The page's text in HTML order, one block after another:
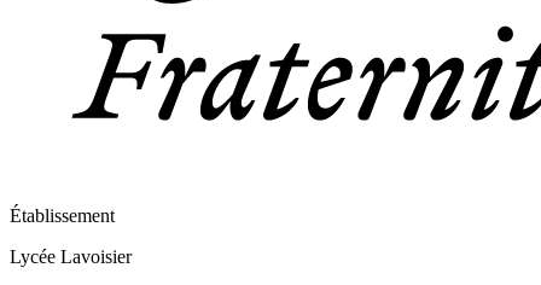
Établissement
Lycée Lavoisier